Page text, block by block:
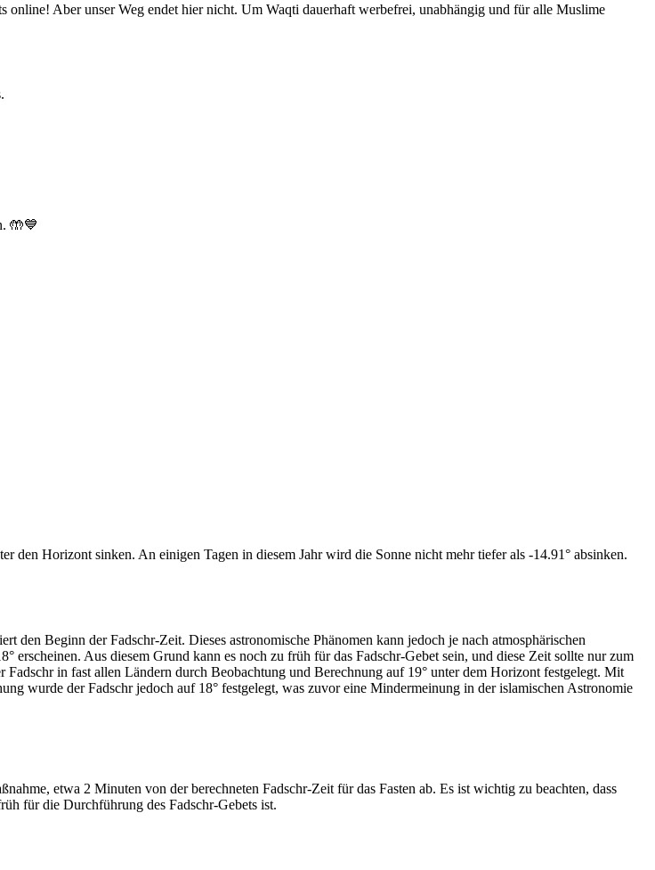
online! Aber unser Weg endet hier nicht. Um Waqti dauerhaft werbefrei, unabhängig und für alle Muslime
🤲💙
den Horizont sinken. An einigen Tagen in diesem Jahr wird die Sonne nicht mehr tiefer als -14.91° absinken.
den Beginn der Fadschr-Zeit. Dieses astronomische Phänomen kann jedoch je nach atmosphärischen
erscheinen. Aus diesem Grund kann es noch zu früh für das Fadschr-Gebet sein, und diese Zeit sollte nur zum
in fast allen Ländern durch Beobachtung und Berechnung auf 19° unter dem Horizont festgelegt. Mit
wurde der Fadschr jedoch auf 18° festgelegt, was zuvor eine Mindermeinung in der islamischen Astronomie
etwa 2 Minuten von der berechneten Fadschr-Zeit für das Fasten ab. Es ist wichtig zu beachten, dass
für die Durchführung des Fadschr-Gebets ist.